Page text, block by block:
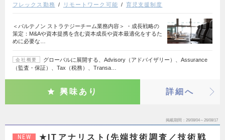
フレックス勤務
リモートワーク可能 育児支援制度
＜パルテノン ストラテジーチーム業務内容＞ ・成長戦略の
策定：M&Aや資本提携を含む資本成長や資本最適化をするた
めに必要な…
会社概要
グローバルに展開する、Advisory（アドバイザリー）、Assurance
（監査・保証）、Tax（税務）、Transa…
興味あり 詳細へ
掲載期間 26/08/04～26/08/17
NEW
★ITアナリスト(先端技術調査／技術戦